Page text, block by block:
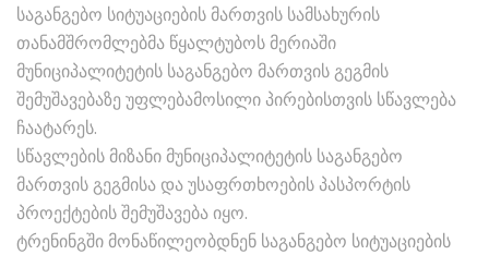
საგანგებო სიტუაციების მართვის სამსახურის
თანამშრომლებმა წყალტუბოს მერიაში
მუნიციპალიტეტის საგანგებო მართვის გეგმის
შემუშავებაზე უფლებამოსილი პირებისთვის სწავლება
ჩაატარეს.
სწავლების მიზანი მუნიციპალიტეტის საგანგებო
მართვის გეგმისა და უსაფრთხოების პასპორტის
პროექტების შემუშავება იყო.
ტრენინგში მონაწილეობდნენ საგანგებო სიტუაციების